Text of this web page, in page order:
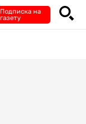
Подписка на
газету